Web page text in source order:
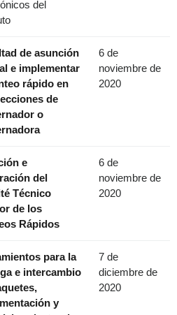
del
de asunción
e implementar
rápido en
de
o
6 de
noviembre de
2020
e
del
Técnico
de los
Rápidos
6 de
noviembre de
2020
para la
e intercambio
y
7 de
diciembre de
2020